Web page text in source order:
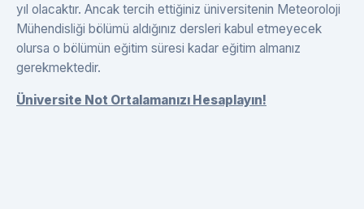
yıl olacaktır. Ancak tercih ettiğiniz üniversitenin Meteoroloji
Mühendisliği bölümü aldığınız dersleri kabul etmeyecek
olursa o bölümün eğitim süresi kadar eğitim almanız
gerekmektedir.
Üniversite Not Ortalamanızı Hesaplayın!